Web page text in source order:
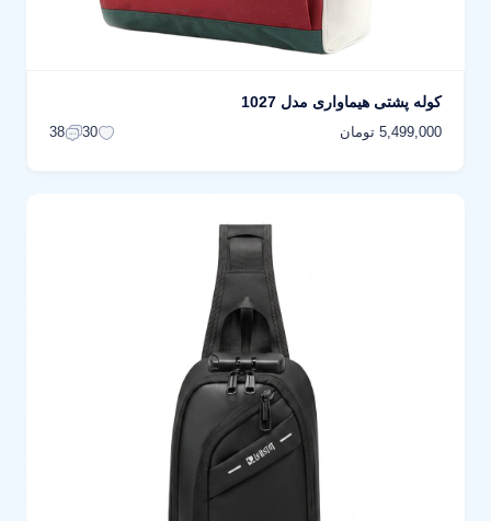
کوله پشتی هیماواری مدل 1027
5,499,000 تومان 30
38